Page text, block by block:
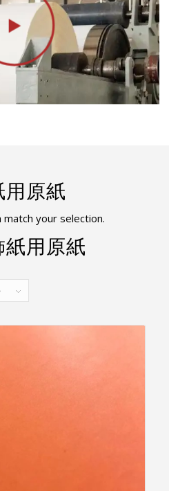
原紙
your selection.
用原紙